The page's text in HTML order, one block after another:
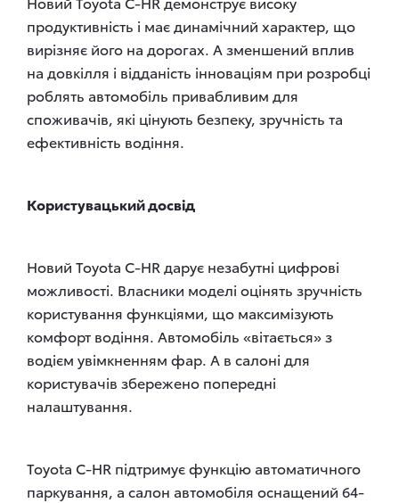
продуктивність і має динамічний характер, що
вирізняє його на дорогах. А зменшений вплив
на довкілля і відданість інноваціям при розробці
роблять автомобіль привабливим для
споживачів, які цінують безпеку, зручність та
ефективність водіння.
Користувацький досвід
Новий Toyota C-HR дарує незабутні цифрові
можливості. Власники моделі оцінять зручність
користування функціями, що максимізують
комфорт водіння. Автомобіль «вітається» з
водієм увімкненням фар. А в салоні для
користувачів збережено попередні
налаштування.
Toyota C-HR підтримує функцію автоматичного
паркування, а салон автомобіля оснащений 64-